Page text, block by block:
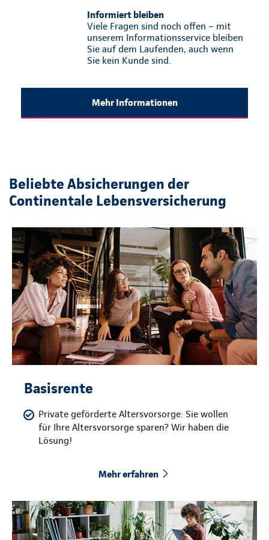
Informiert bleiben
Viele Fragen sind noch offen – mit
unserem Informationsservice bleiben
Sie auf dem Laufenden, auch wenn
Sie kein Kunde sind.
Mehr Informationen
Beliebte Absicherungen der
Continentale Lebensversicherung
Basisrente
Private geförderte Altersvorsorge: Sie wollen
für Ihre Altersvorsorge sparen? Wir haben die
Lösung!
Mehr erfahren